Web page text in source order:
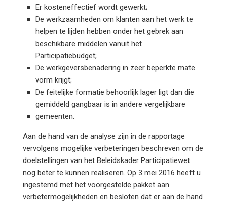
Er kosteneffectief wordt gewerkt;
De werkzaamheden om klanten aan het werk te
helpen te lijden hebben onder het gebrek aan
beschikbare middelen vanuit het
Participatiebudget;
De werkgeversbenadering in zeer beperkte mate
vorm krijgt;
De feitelijke formatie behoorlijk lager ligt dan die
gemiddeld gangbaar is in andere vergelijkbare
gemeenten.
Aan de hand van de analyse zijn in de rapportage
vervolgens mogelijke verbeteringen beschreven om de
doelstellingen van het Beleidskader Participatiewet
nog beter te kunnen realiseren. Op 3 mei 2016 heeft u
ingestemd met het voorgestelde pakket aan
verbetermogelijkheden en besloten dat er aan de hand